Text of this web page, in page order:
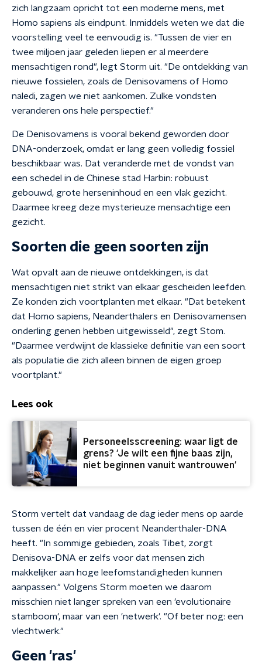
zich langzaam opricht tot een moderne mens, met
Homo sapiens als eindpunt. Inmiddels weten we dat die
voorstelling veel te eenvoudig is. "Tussen de vier en
twee miljoen jaar geleden liepen er al meerdere
mensachtigen rond", legt Storm uit. "De ontdekking van
nieuwe fossielen, zoals de Denisovamens of Homo
naledi, zagen we niet aankomen. Zulke vondsten
veranderen ons hele perspectief."
De Denisovamens is vooral bekend geworden door
DNA-onderzoek, omdat er lang geen volledig fossiel
beschikbaar was. Dat veranderde met de vondst van
een schedel in de Chinese stad Harbin: robuust
gebouwd, grote herseninhoud en een vlak gezicht.
Daarmee kreeg deze mysterieuze mensachtige een
gezicht.
Soorten die geen soorten zijn
Wat opvalt aan de nieuwe ontdekkingen, is dat
mensachtigen niet strikt van elkaar gescheiden leefden.
Ze konden zich voortplanten met elkaar. "Dat betekent
dat Homo sapiens, Neanderthalers en Denisovamensen
onderling genen hebben uitgewisseld", zegt Stom.
"Daarmee verdwijnt de klassieke definitie van een soort
als populatie die zich alleen binnen de eigen groep
voortplant."
Lees ook
Personeelsscreening: waar ligt de
grens? 'Je wilt een fijne baas zijn,
niet beginnen vanuit wantrouwen'
Storm vertelt dat vandaag de dag ieder mens op aarde
tussen de één en vier procent Neanderthaler-DNA
heeft. "In sommige gebieden, zoals Tibet, zorgt
Denisova-DNA er zelfs voor dat mensen zich
makkelijker aan hoge leefomstandigheden kunnen
aanpassen." Volgens Storm moeten we daarom
misschien niet langer spreken van een 'evolutionaire
stamboom', maar van een 'netwerk'. "Of beter nog: een
vlechtwerk."
Geen 'ras'